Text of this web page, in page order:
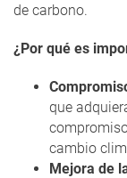
de carbono.
¿Por qué es
que
cambio
Mejora de